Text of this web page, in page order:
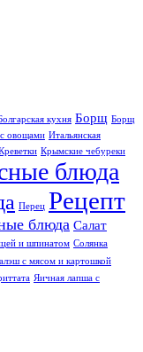
кухня Борщ Борщ
овощами Итальянская
Крымские чебуреки
блюда
Перец Рецепт
блюда Салат
и шпинатом Солянка
с мясом и картошкой
Яичная лапша с